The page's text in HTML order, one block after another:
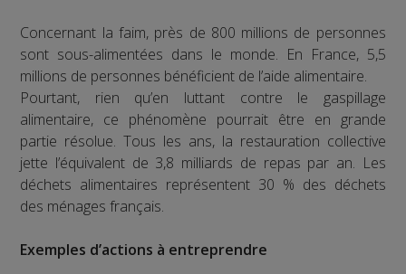
Concernant la faim, près de 800 millions de personnes
sont sous-alimentées dans le monde. En France, 5,5
millions de personnes bénéficient de l’aide alimentaire.
Pourtant, rien qu’en luttant contre le gaspillage
alimentaire, ce phénomène pourrait être en grande
partie résolue. Tous les ans, la restauration collective
jette l’équivalent de 3,8 milliards de repas par an. Les
déchets alimentaires représentent 30 % des déchets
des ménages français.
Exemples d’actions à entreprendre